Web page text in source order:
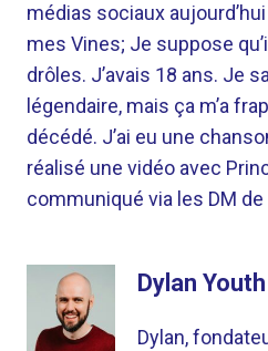
médias sociaux
mes Vines; Je suppose
drôles. J’avais 18 ans. Je
légendaire, mais ça m’a
décédé. J’ai eu une
réalisé une vidéo avec
communiqué via les DM
Dylan Youth
Dylan,